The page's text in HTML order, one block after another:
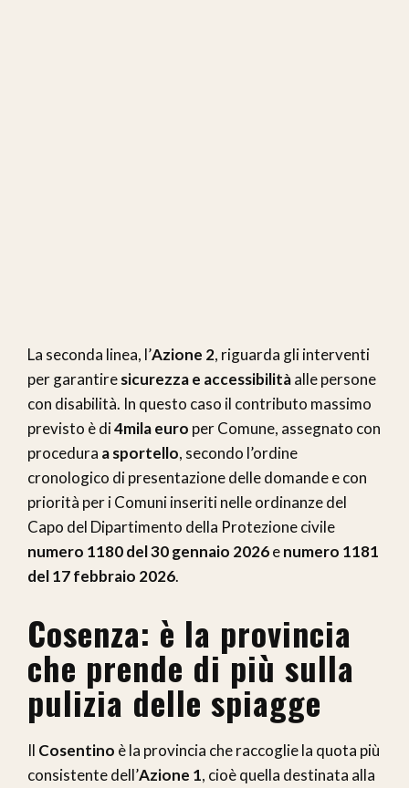
La seconda linea, l’Azione 2, riguarda gli interventi
per garantiresicurezza e accessibilitàalle persone
con disabilità. In questo caso il contributo massimo
previsto è di4mila euro per Comune, assegnato con
procedura a sportello, secondo l’ordine
cronologico di presentazione delle domande e con
priorità per i Comuni inseriti nelle ordinanze del
Capo del Dipartimento della Protezione civile
numero 1180 del 30 gennaio 2026enumero 1181
del 17 febbraio 2026.
Cosenza: è la provincia
che prende di più sulla
pulizia delle spiagge
Il Cosentino è la provincia che raccoglie la quota più
consistente dell’Azione 1, cioè quella destinata alla